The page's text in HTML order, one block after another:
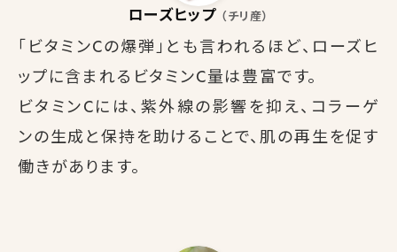
ローズヒップ （チリ産）
「ビタミンCの爆弾」とも言われるほど、ローズヒ
ップに含まれるビタミンC量は豊富です。
ビタミンCには、紫外線の影響を抑え、コラーゲ
ンの生成と保持を助けることで、肌の再生を促す
働きがあります。